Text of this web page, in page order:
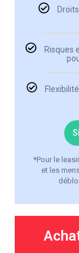
Risques
*Pour le
et les